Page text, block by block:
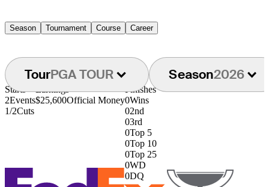
Season Tournament Course Career
TourPGA TOUR Season2026
Starts
2Events
1/2Cuts
Earnings
$25,600Official Money
Finishes
0Wins
02nd
03rd
0Top 5
0Top 10
0Top 25
0WD
0DQ